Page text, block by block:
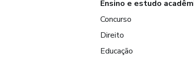
Ensino e estudo
Concurso
Direito
Educação